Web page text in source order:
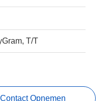
T/T
Contact Opnemen